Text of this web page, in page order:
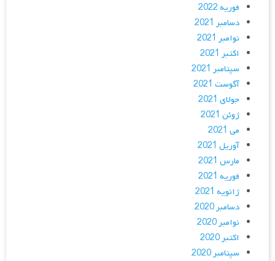
فوریه 2022
دسامبر 2021
نوامبر 2021
اکتبر 2021
سپتامبر 2021
آگوست 2021
جولای 2021
ژوئن 2021
می 2021
آوریل 2021
مارس 2021
فوریه 2021
ژانویه 2021
دسامبر 2020
نوامبر 2020
اکتبر 2020
سپتامبر 2020